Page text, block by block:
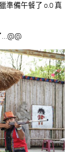
準備午餐了 o.0 真
…@@